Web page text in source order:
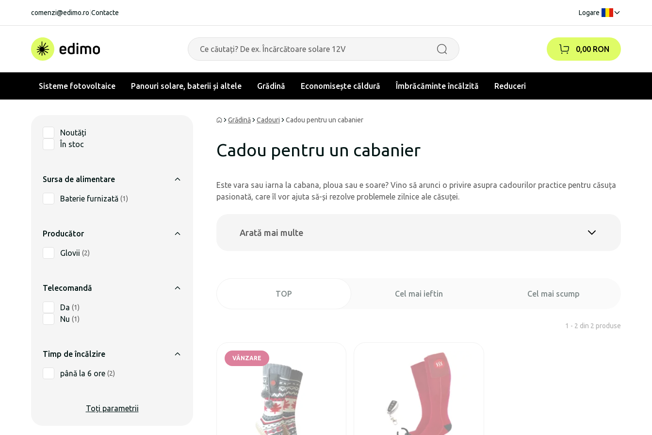
comenzi@edimo.ro Contacte Logare
0,00 RON
Sisteme fotovoltaice Panouri solare, baterii și altele Grădină Economisește căldură Îmbrăcăminte încălzită Reduceri
Noutăți
În stoc
Sursa de alimentare
Baterie furnizată (1)
Producător
Glovii (2)
Telecomandă
Da (1)
Nu (1)
Timp de încălzire
până la 6 ore (2)
Toți parametrii
Grădină Cadouri Cadou pentru un cabanier
Cadou pentru un cabanier
Este vara sau iarna la cabana, ploua sau e soare? Vino să arunci o privire asupra cadourilor practice pentru căsuța
pasionată, care îl vor ajuta să-și rezolve problemele zilnice ale căsuței.
Arată mai multe
TOP Cel mai ieftin Cel mai scump
1 - 2 din 2 produse
VÂNZARE